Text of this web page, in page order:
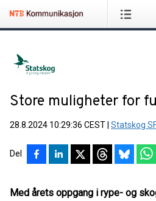
Store muligheter for
28.8.2024 10:29:36 CEST Statskog
Del
Med årets oppgang i rype- og